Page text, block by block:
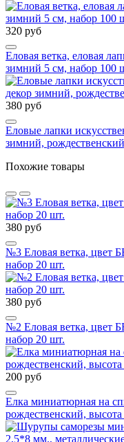
320 руб
Еловая ветка, еловая
зимний 5 см, набор 100
380 руб
Еловые лапки
зимний,
Похожие товары
380 руб
№3 Еловая ветка,
набор 20 шт.
380 руб
№2 Еловая ветка,
набор 20 шт.
200 руб
Елка миниатюрная на
рождественский,